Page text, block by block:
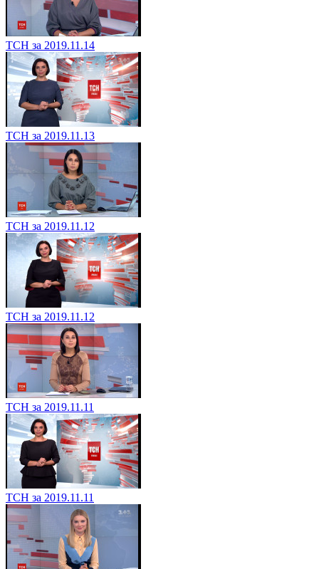
ТСН за 2019.11.14
ТСН за 2019.11.13
ТСН за 2019.11.12
ТСН за 2019.11.12
ТСН за 2019.11.11
ТСН за 2019.11.11